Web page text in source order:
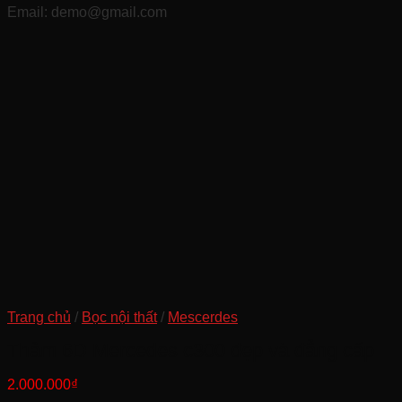
Email: demo@gmail.com
Trang chủ / Bọc nội thất / Mescerdes
2.000.000₫